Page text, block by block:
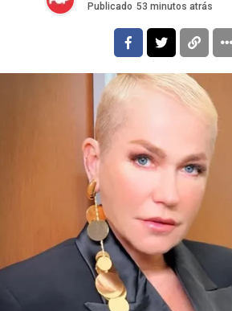
Publicado 53 minutos atrás
Flipboard
Reddit
Email